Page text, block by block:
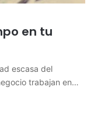
en tu
escasa del
trabajan en…